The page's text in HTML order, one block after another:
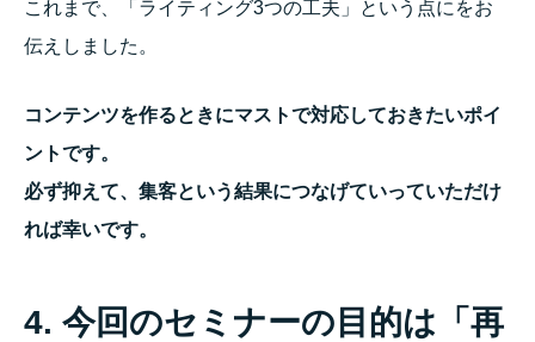
これまで、「ライティング3つの工夫」という点にをお
伝えしました。
コンテンツを作るときにマストで対応しておきたいポイ
ントです。
必ず抑えて、集客という結果につなげていっていただけ
れば幸いです。
4. 今回のセミナーの目的は「再